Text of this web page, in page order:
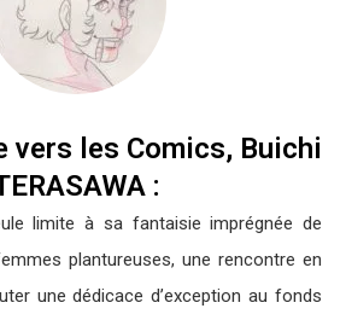
vers les Comics, Buichi
:
limite à sa fantaisie imprégnée de
plantureuses, une rencontre en
une dédicace d’exception au fonds